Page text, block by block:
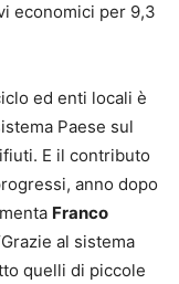
economici per 9,3
ed enti locali è
Paese sul
E il contributo
anno dopo
Franco
al sistema
quelli di piccole